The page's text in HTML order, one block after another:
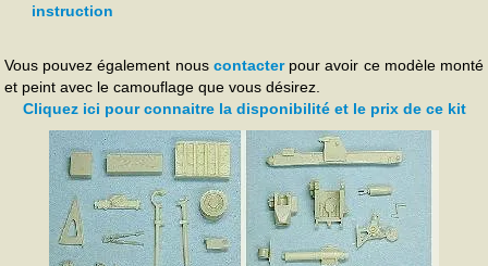
instruction
Vous pouvez également nous contacterpour avoir ce modèle monté
et peint avec le camouflage que vous désirez.
Cliquez ici pour connaitre la disponibilité et le prix de ce kit